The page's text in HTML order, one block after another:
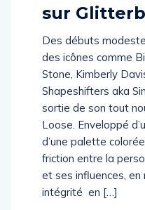
sur
Des débuts
des icônes comme
Stone, Kimberly
Shapeshifters aka
sortie de son tout
Loose. Enveloppé
d’une palette
friction entre la
et ses influences,
intégrité en […]